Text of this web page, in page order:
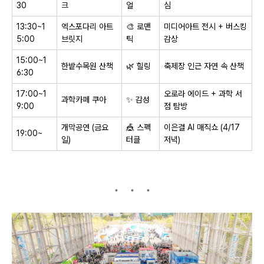
30
크
얼
심
13:30~1
5:00
엑스포다리 아트
브릿지
🎨 로맨
틱
미디어아트 전시 + 버스킹
감상
15:00~1
6:30
한밭수목원 산책 🌿 힐링 축제장 인근 자연 속 산책
17:00~1
9:00
과학카페 쿠아 ✨ 감성
오로라 에이드 + 과학 서
점 탐방
19:00~
개막공연 (금요
일)
🎪 스펙
터클
이은결 AI 매직쇼 (4/17
저녁)